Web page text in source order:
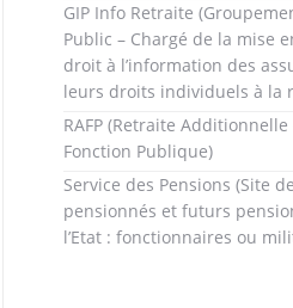
GIP Info Retraite
Public – Chargé de la mise
droit à l’information des
leurs droits individuels à la
RAFP (Retraite Additionnelle
Fonction Publique)
Service des Pensions (Site
pensionnés et futurs
l’Etat : fonctionnaires ou